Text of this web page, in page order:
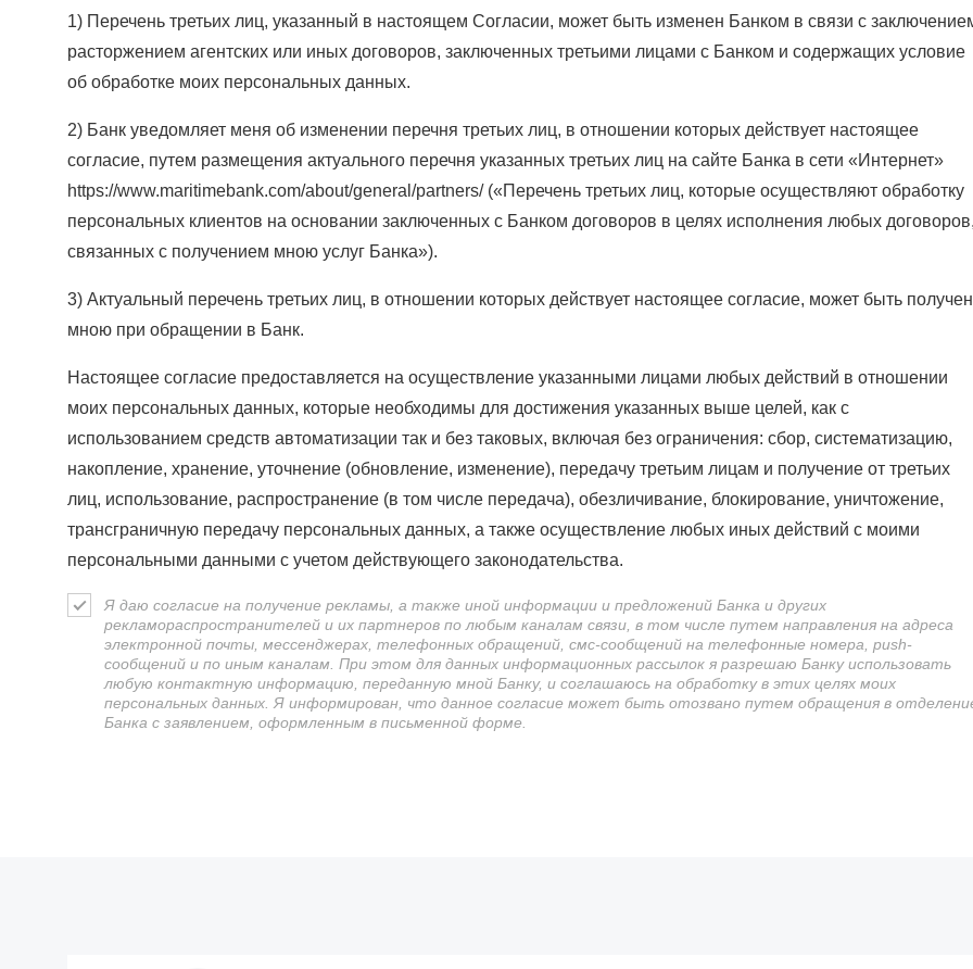
1) Перечень третьих лиц, указанный в настоящем Согласии, может быть изменен Банком в связи с
расторжением агентских или иных договоров, заключенных третьими лицами с Банком и содержащих условие
об обработке моих персональных данных.
2) Банк уведомляет меня об изменении перечня третьих лиц, в отношении которых действует настоящее
согласие, путем размещения актуального перечня указанных третьих лиц на сайте Банка в сети «Интернет»
https://www.maritimebank.com/about/general/partners/(«Перечень третьих лиц, которые осуществляют обработку
персональных клиентов на основании заключенных с Банком договоров в целях исполнения любых
связанных с получением мною услуг Банка»).
3) Актуальный перечень третьих лиц, в отношении которых действует настоящее согласие, может быть получен
мною при обращении в Банк.
Настоящее согласие предоставляется на осуществление указанными лицами любых действий в отношении
моих персональных данных, которые необходимы для достижения указанных выше целей, как с
использованием средств автоматизации так и без таковых, включая без ограничения: сбор, систематизацию,
накопление, хранение, уточнение (обновление, изменение), передачу третьим лицам и получение от третьих
лиц, использование, распространение (в том числе передача), обезличивание, блокирование, уничтожение,
трансграничную передачу персональных данных, а также осуществление любых иных действий с моими
персональными данными с учетом действующего законодательства.
Я даю согласие на получение рекламы, а также иной информации и предложений Банка и других
рекламораспространителей и их партнеров по любым каналам связи, в том числе путем направления на адреса
электронной почты, мессенджерах, телефонных обращений, смс-сообщений на телефонные номера, push-
сообщений и по иным каналам. При этом для данных информационных рассылок я разрешаю Банку использовать
любую контактную информацию, переданную мной Банку, и соглашаюсь на обработку в этих целях моих
персональных данных. Я информирован, что данное согласие может быть отозвано путем обращения в
Банка с заявлением, оформленным в письменной форме.